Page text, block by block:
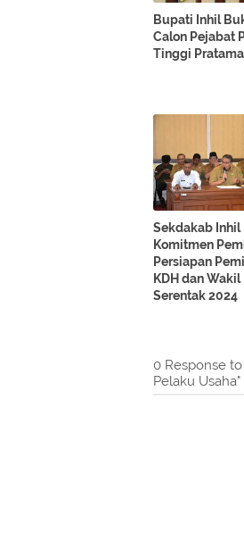
Bupati Inhil
Calon Pejabat
Tinggi Pratama
Sekdakab Inhil
Komitmen
Persiapan
KDH dan Wakil
Serentak 2024
0 Response to
Pelaku Usaha"